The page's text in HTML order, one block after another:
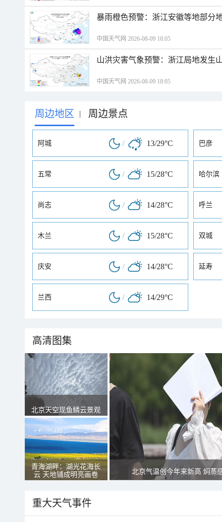
暴雨橙色预警：浙江安徽等地部分
中国天气网 2026-08-09 18:05
山洪灾害气象预警：浙江局地发生
中国天气网 2026-08-09 18:05
周边地区 | 周边景点
阿城 / 13/29°C 巴彦
五常 / 15/28°C 哈尔滨
尚志 / 14/28°C 呼兰
木兰 / 15/28°C 双城
庆安 / 14/28°C 延寿
兰西 / 14/29°C
高清图集
北京天空现鱼鳞云景观
青海湖畔：湖光花海长
云 天地铺成明亮画卷
北京气温创今年来新高 焖蒸
重大天气事件